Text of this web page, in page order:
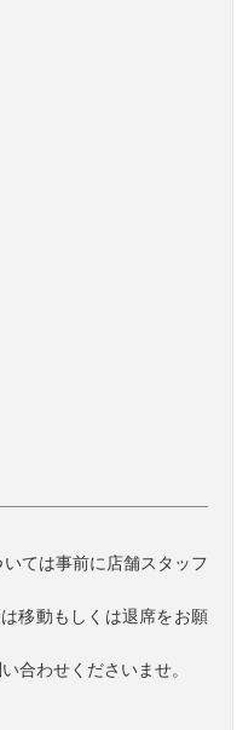
ては事前に店舗スタッフ
移動もしくは退席をお願
合わせくださいませ。